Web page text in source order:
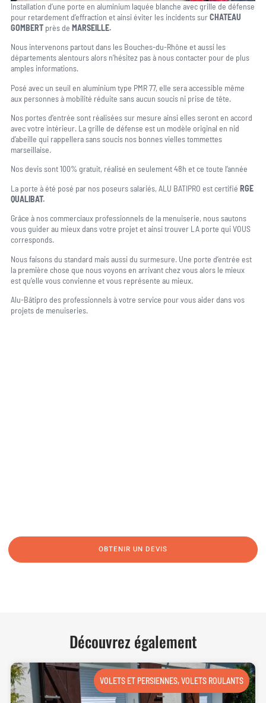
Installation d’une porte en aluminium laquée blanche avec grille de défense
pour retardement d’effraction et ainsi éviter les incidents surCHATEAU
GOMBERTprès de MARSEILLE.
Nous intervenons partout dans les Bouches-du-Rhône et aussi les
départements alentours alors n’hésitez pas à nous contacter pour de plus
amples informations.
Posé avec un seuil en aluminium type PMR 77, elle sera accessible même
aux personnes à mobilité réduite sans aucun soucis ni prise de tête.
Nos portes d’entrée sont réalisées sur mesure ainsi elles seront en accord
avec votre intérieur. La grille de défense est un modèle original en nid
d’abeille qui rappellera sans soucis nos bonnes vielles tommettes
marseillaise.
Nos devis sont 100% gratuit, réalisé en seulement 48h et ce toute l’année
La porte à été posé par nos poseurs salariés, ALU BATIPRO est certifié RGE
QUALIBAT.
Grâce à nos commerciaux professionnels de la menuiserie, nous sautons
vous guider au mieux dans votre projet et ainsi trouver LA porte qui VOUS
corresponds.
Nous faisons du standard mais aussi du surmesure. Une porte d’entrée est
la première chose que nous voyons en arrivant chez vous alors le mieux
est qu’elle vous convienne et vous représente au mieux.
Alu-Bâtipro des professionnels à votre service pour vous aider dans vos
projets de menuiseries.
OBTENIR UN DEVIS
Découvrez également
VOLETS ET PERSIENNES,VOLETS ROULANTS